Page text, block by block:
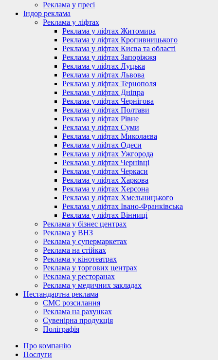
Реклама у пресі
Індор реклама
Реклама у ліфтах
Реклама у ліфтах Житомира
Реклама у ліфтах Кропивницького
Реклама у ліфтах Києва та області
Реклама у ліфтах Запоріжжя
Реклама у ліфтах Луцька
Реклама у ліфтах Львова
Реклама у ліфтах Тернополя
Реклама у ліфтах Дніпра
Реклама у ліфтах Чернігова
Реклама у ліфтах Полтави
Реклама у ліфтах Рівне
Реклама у ліфтах Суми
Реклама у ліфтах Миколаєва
Реклама у ліфтах Одеси
Реклама у ліфтах Ужгорода
Реклама у ліфтах Чернівці
Реклама у ліфтах Черкаси
Реклама у ліфтах Харкова
Реклама у ліфтах Херсона
Реклама у ліфтах Хмельницького
Реклама у ліфтах Івано-Франківська
Реклама у ліфтах Вінниці
Реклама у бізнес центрах
Реклама у ВНЗ
Реклама у супермаркетах
Реклама на стійках
Реклама у кінотеатрах
Реклама у торгових центрах
Реклама у ресторанах
Реклама у медичних закладах
Нестандартна реклама
СМС розсилання
Реклама на рахунках
Сувенірна продукція
Поліграфія
Про компанію
Послуги